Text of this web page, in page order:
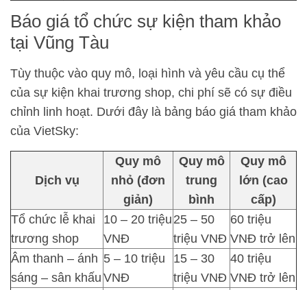
Báo giá tổ chức sự kiện tham khảo
tại Vũng Tàu
Tùy thuộc vào quy mô, loại hình và yêu cầu cụ thể
của sự kiện khai trương shop, chi phí sẽ có sự điều
chỉnh linh hoạt. Dưới đây là bảng báo giá tham khảo
của VietSky:
Dịch vụ
Quy mô
nhỏ (đơn
giản)
Quy mô
trung
bình
Quy mô
lớn (cao
cấp)
Tổ chức lễ khai
trương shop
10 – 20 triệu
VNĐ
25 – 50
triệu VNĐ
60 triệu
VNĐ trở lên
Âm thanh – ánh
sáng – sân khấu
5 – 10 triệu
VNĐ
15 – 30
triệu VNĐ
40 triệu
VNĐ trở lên